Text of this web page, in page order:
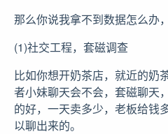
那么你说我拿不到数据怎么办
(1)社交工程，套磁调查
比如你想开奶茶店，就近的奶
者小妹聊天会不会，套磁聊天
的好，一天卖多少，老板给钱
以聊出来的。